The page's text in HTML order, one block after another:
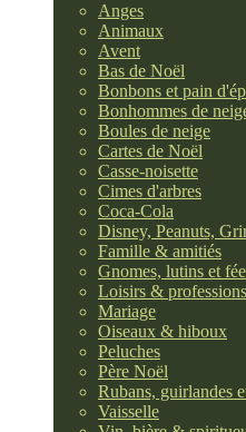
Anges
Animaux
Avent
Bas de Noël
Bonbons et pain
Bonhommes de
Boules de neige
Cartes de Noël
Casse-noisette
Cimes d'arbres
Coca-Cola
Disney, Peanuts,
Famille & amitiés
Gnomes, lutins et
Loisirs & professions
Mariage
Oiseaux & hiboux
Peluches
Père Noël
Rubans, guirlandes
Vaisselle